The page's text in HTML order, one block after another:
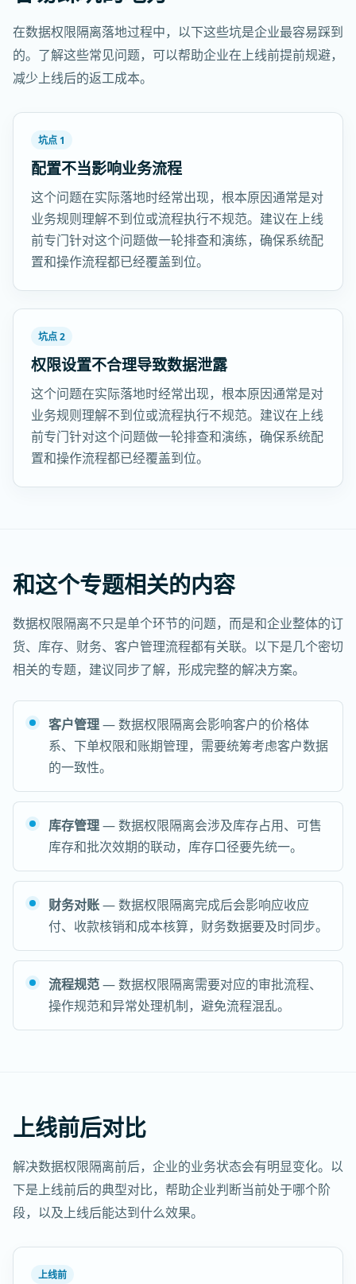
在数据权限隔离落地过程中，以下这些坑是企业最容易踩到
的。了解这些常见问题，可以帮助企业在上线前提前规避，
减少上线后的返工成本。
坑点 1
配置不当影响业务流程
这个问题在实际落地时经常出现，根本原因通常是对
业务规则理解不到位或流程执行不规范。建议在上线
前专门针对这个问题做一轮排查和演练，确保系统配
置和操作流程都已经覆盖到位。
坑点 2
权限设置不合理导致数据泄露
这个问题在实际落地时经常出现，根本原因通常是对
业务规则理解不到位或流程执行不规范。建议在上线
前专门针对这个问题做一轮排查和演练，确保系统配
置和操作流程都已经覆盖到位。
和这个专题相关的内容
数据权限隔离不只是单个环节的问题，而是和企业整体的订
货、库存、财务、客户管理流程都有关联。以下是几个密切
相关的专题，建议同步了解，形成完整的解决方案。
客户管理— 数据权限隔离会影响客户的价格体
系、下单权限和账期管理，需要统筹考虑客户数据
的一致性。
库存管理— 数据权限隔离会涉及库存占用、可售
库存和批次效期的联动，库存口径要先统一。
财务对账— 数据权限隔离完成后会影响应收应
付、收款核销和成本核算，财务数据要及时同步。
流程规范— 数据权限隔离需要对应的审批流程、
操作规范和异常处理机制，避免流程混乱。
上线前后对比
解决数据权限隔离前后，企业的业务状态会有明显变化。以
下是上线前后的典型对比，帮助企业判断当前处于哪个阶
段，以及上线后能达到什么效果。
上线前